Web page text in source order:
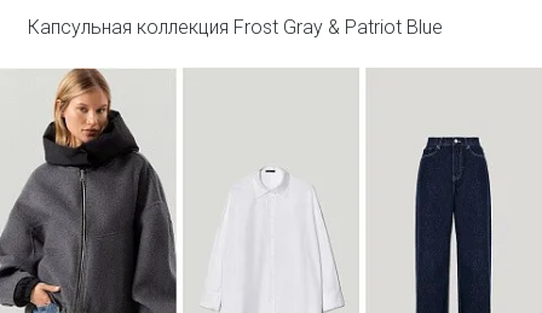
Брюки D357/shift
Войти
Капсульная коллекция Frost Gray & Patriot Blue